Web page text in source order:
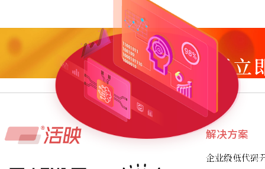
现正立
免费上门或线上产品演示 专
解决方案
企业级低代码